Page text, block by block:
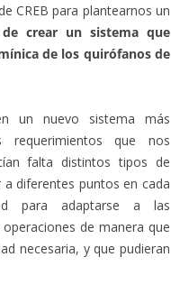
CREB para plantearnos un
de crear un sistema que
de los quirófanos de
un nuevo sistema más
que nos
falta distintos tipos de
diferentes puntos en cada
para adaptarse a las
de manera que
necesaria, y que pudieran